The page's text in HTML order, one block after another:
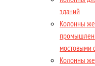
зданий
Колонны
мостовыми
Колонны